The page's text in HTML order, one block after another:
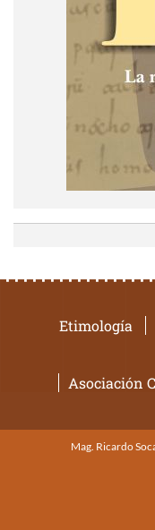
Etimología
Asociación
Mag. Ricardo